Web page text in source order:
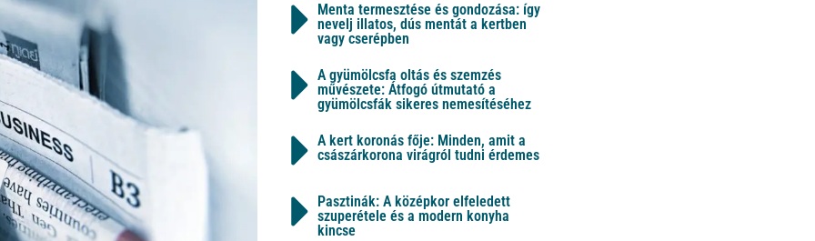
Menta termesztése és gondozása: így
nevelj illatos, dús mentát a kertben
vagy cserépben
A gyümölcsfa oltás és szemzés
művészete: Átfogó útmutató a
gyümölcsfák sikeres nemesítéséhez
A kert koronás fője: Minden, amit a
császárkorona virágról tudni érdemes
Pasztinák: A középkor elfeledett
szuperétele és a modern konyha
kincse